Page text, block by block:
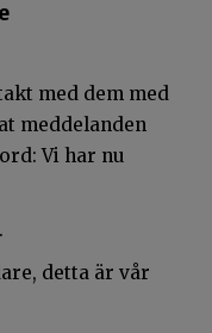
med dem med
meddelanden
Vi har nu
detta är vår